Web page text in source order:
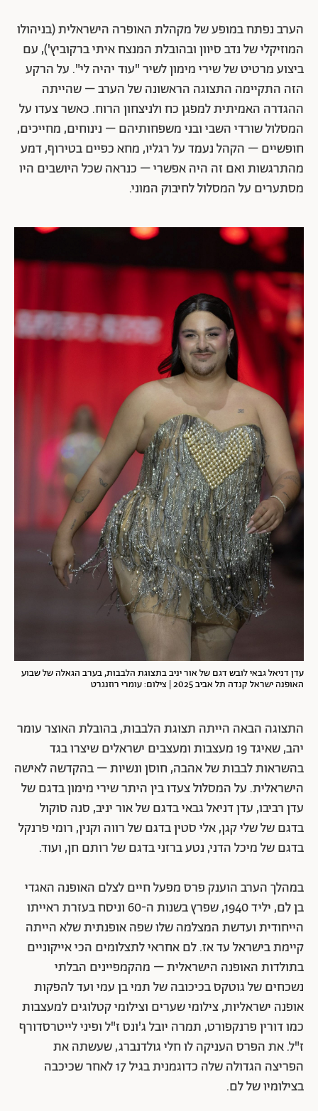
הערב נפתח במופע של מקהלת האופרה הישראלית (בניהולו
המוזיקלי של נדב סיוון ובהובלת המנצח איתי ברקוביץ'), עם
ביצוע מרטיט של שירי מימון לשיר "עוד יהיה לי". על הרקע
הזה התקיימה התצוגה הראשונה של הערב – שהייתה
ההגדרה האמיתית למפגן כח ולניצחון הרוח. כאשר צעדו על
המסלול שורדי השבי ובני משפחותיהם – נינוחים, מחייכים,
חופשיים – הקהל נעמד על רגליו, מחא כפיים בטירוף, דמע
מהתרגשות ואם זה היה אפשרי – כנראה שכל היושבים היו
מסתערים על המסלול לחיבוק המוני.
עדן דניאל גבאי לובש דגם של אור יניב בתצוגת הלבבות, בערב הגאלה של שבוע
האופנה ישראל קנדה תל אביב 2025 | צילום: עומרי רוזנגרט
התצוגה הבאה הייתה תצוגת הלבבות, בהובלת האוצר עומר
יהב, שאיגד 19 מעצבות ומעצבים ישראלים שיצרו בגד
בהשראות לבבות של אהבה, חוסן ונשיות – בהקדשה לאישה
הישראלית. על המסלול צעדו בין היתר שירי מימון בדגם של
עדן רביבו, עדן דניאל גבאי בדגם של אור יניב, סנה סוקול
בדגם של שלי קגן, אלי סטין בדגם של רווה וקנין, רומי פרנקל
בדגם של מיכל הדני, נטע ברזני בדגם של רותם חן, ועוד.
במהלך הערב הוענק פרס מפעל חיים לצלם האופנה האגדי
בן לם, יליד 1940, שפרץ בשנות ה-60 וניסח בעזרת ראייתו
הייחודית ועדשת המצלמה שלו שפה אופנתית שלא הייתה
קיימת בישראל עד אז. לם אחראי לתצלומים הכי אייקוניים
בתולדות האופנה הישראלית – מהקמפיינים הבלתי
נשכחים של גוטקס בכיכובה של תמי בן עמי ועד להפקות
אופנה ישראליות, צילומי שערים וצילומי קטלוגים למעצבות
כמו דורין פרנקפורט, תמרה יובל ג'ונס ז"ל ופיני לייטרסדורף
ז"ל. את הפרס העניקה לו חלי גולדנברג, שעשתה את
הפריצה הגדולה שלה כדוגמנית בגיל 17 לאחר שכיכבה
בצילומיו של לם.